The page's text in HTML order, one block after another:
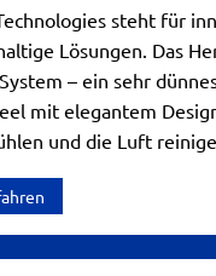
steht für
Lösungen. Das
– ein sehr
mit elegantem
und die Luft